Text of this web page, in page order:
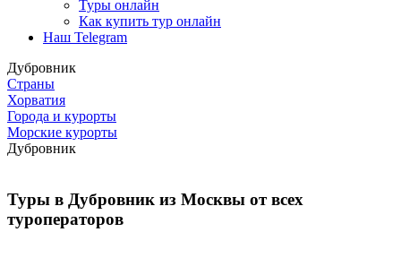
Туры онлайн
Как купить тур онлайн
Наш Telegram
Дубровник
Страны
Хорватия
Города и курорты
Морские курорты
Дубровник
Туры в Дубровник из Москвы от всех
туроператоров